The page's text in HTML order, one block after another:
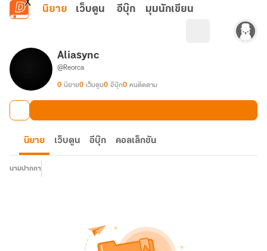
ข้ามไปยังเนื้อหาหลัก
นิยาย เว็บตูน อีบุ๊ก มุมนักเขียน
Aliasync
@Reorca
0 นิยาย0 เว็บตูน0 อีบุ๊ก0 คนติดตาม
นิยาย เว็บตูน อีบุ๊ก คอลเล็กชัน
นามปากกา